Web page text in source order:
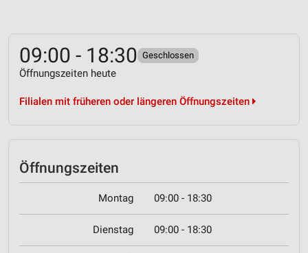
09:00 - 18:30 Geschlossen
Öffnungszeiten heute
Filialen mit früheren oder längeren Öffnungszeiten
Öffnungszeiten
Montag 09:00 - 18:30
Dienstag 09:00 - 18:30